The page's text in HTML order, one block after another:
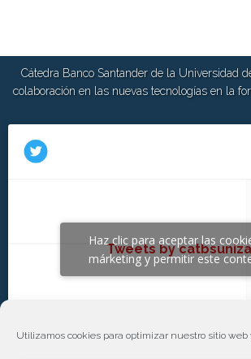
Utilizamos cookies para optimizar nuestro sitio web
Cátedra Banco Santander de la Universidad
colaboración en las nuevas tecnologías en la
Tweets by
Haz clic para aceptar las
márketing y permitir este